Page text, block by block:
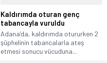
Kaldırımda oturan genç
tabancayla vuruldu
Adana’da, kaldırımda otururken 2
şüphelinin tabancalarla ateş
etmesi sonucu vücuduna...